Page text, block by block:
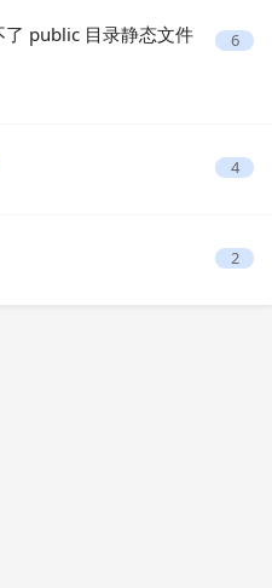
public 目录静态文件
6
4
2